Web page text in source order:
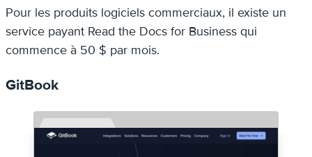
Pour les produits logiciels commerciaux, il existe un
service payant Read the Docs for Business qui
commence à 50 $ par mois.
GitBook